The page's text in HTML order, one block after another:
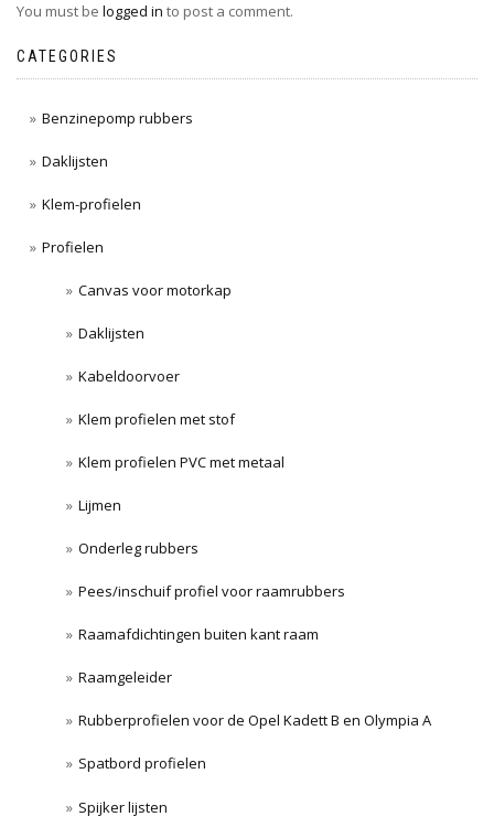
You must be logged in to post a comment.
CATEGORIES
Benzinepomp rubbers
Daklijsten
Klem-profielen
Profielen
Canvas voor motorkap
Daklijsten
Kabeldoorvoer
Klem profielen met stof
Klem profielen PVC met metaal
Lijmen
Onderleg rubbers
Pees/inschuif profiel voor raamrubbers
Raamafdichtingen buiten kant raam
Raamgeleider
Rubberprofielen voor de Opel Kadett B en Olympia A
Spatbord profielen
Spijker lijsten